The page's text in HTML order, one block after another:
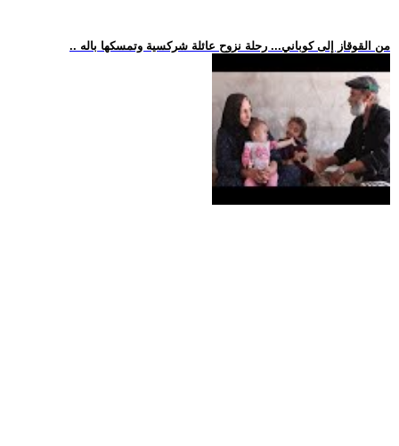
.. من القوقاز إلى كوباني... رحلة نزوح عائلة شركسية وتمسكها باله